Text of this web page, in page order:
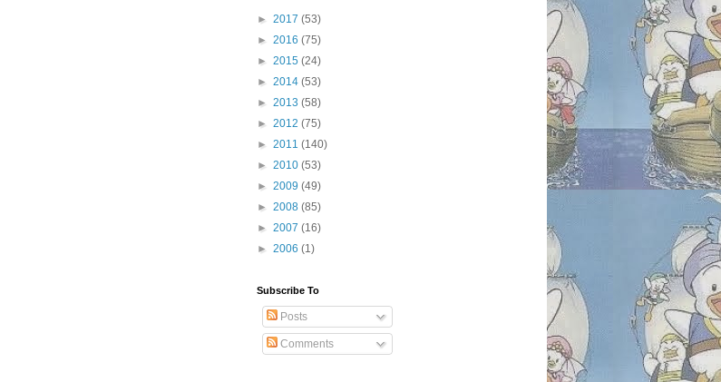
► 2017 (53)
► 2016 (75)
► 2015 (24)
► 2014 (53)
► 2013 (58)
► 2012 (75)
► 2011 (140)
► 2010 (53)
► 2009 (49)
► 2008 (85)
► 2007 (16)
► 2006 (1)
Subscribe To
Posts
Comments